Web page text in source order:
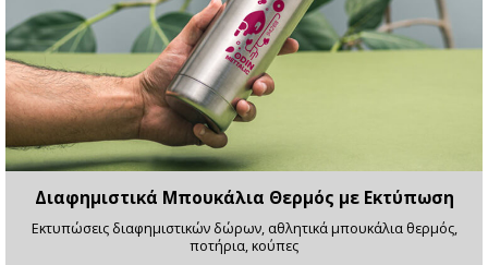
Διαφημιστικά Μπουκάλια Θερμός με Εκτύπωση
Εκτυπώσεις διαφημιστικών δώρων, αθλητικά μπουκάλια θερμός,
ποτήρια, κούπες